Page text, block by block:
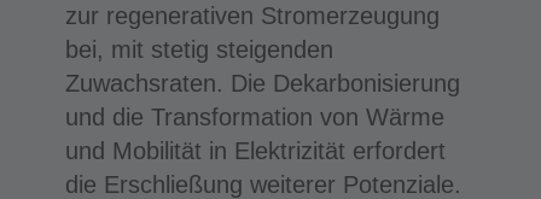
zur regenerativen Stromerzeugung
bei, mit stetig steigenden
Zuwachsraten. Die Dekarbonisierung
und die Transformation von Wärme
und Mobilität in Elektrizität erfordert
die Erschließung weiterer Potenziale.